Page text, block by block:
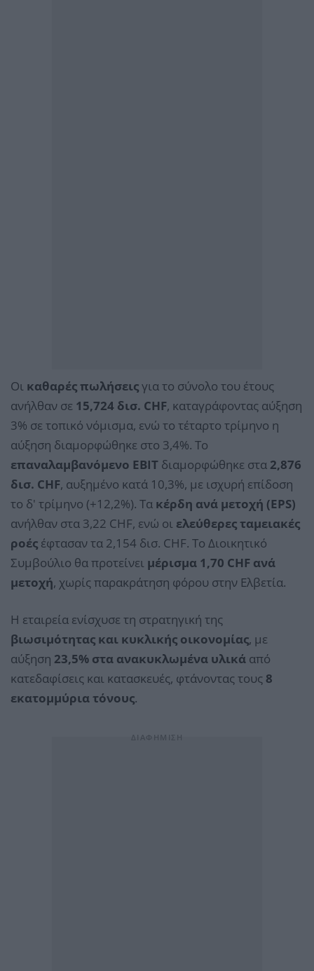
Οι καθαρές πωλήσειςγια το σύνολο του έτους
ανήλθαν σε 15,724 δισ. CHF, καταγράφοντας αύξηση
3% σε τοπικό νόμισμα, ενώ το τέταρτο τρίμηνο η
αύξηση διαμορφώθηκε στο 3,4%. Το
επαναλαμβανόμενο EBIT διαμορφώθηκε στα 2,876
δισ. CHF, αυξημένο κατά 10,3%, με ισχυρή επίδοση
το δ' τρίμηνο (+12,2%). Τα κέρδη ανά μετοχή (EPS)
ανήλθαν στα 3,22 CHF, ενώ οι ελεύθερες ταμειακές
ροές έφτασαν τα 2,154 δισ. CHF. Το Διοικητικό
Συμβούλιο θα προτείνει μέρισμα 1,70 CHF ανά
μετοχή, χωρίς παρακράτηση φόρου στην Ελβετία.
Η εταιρεία ενίσχυσε τη στρατηγική της
βιωσιμότητας και κυκλικής οικονομίας, με
αύξηση 23,5% στα ανακυκλωμένα υλικά από
κατεδαφίσεις και κατασκευές, φτάνοντας τους 8
εκατομμύρια τόνους.